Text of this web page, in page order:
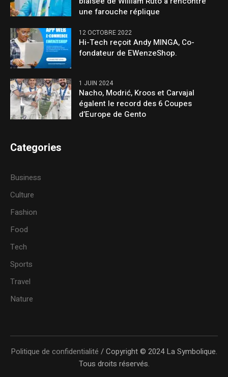
une farouche réplique
12 OCTOBRE 2022
Hi-Tech reçoit Andy MINGA, Co-
fondateur de EWenzeShop.
1 JUIN 2024
Nacho, Modrić, Kroos et Carvajal
égalent le record des 6 Coupes
d’Europe de Gento
Categories
Business
Culture
Fashion
Food
Tech
Sports
Travel
Nature
Politique de confidentialité / Copyright © 2024 La Symbolique.
Tous droits réservés.